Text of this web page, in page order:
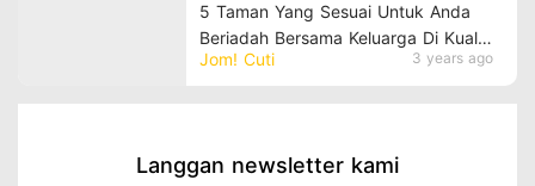
Jom! Cuti 3 years ago
5 Taman Yang Sesuai Untuk Anda
Beriadah Bersama Keluarga Di Kuala
Lumpur
Langgan newsletter kami